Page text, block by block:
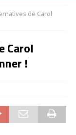
de Carol
Carol
!